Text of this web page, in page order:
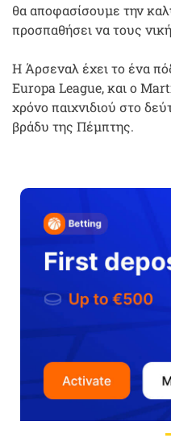
θα αποφασίσουμε την
προσπαθήσει να τους
Η Άρσεναλ έχει το ένα
Europa League, και ο
χρόνο παιχνιδιού στο
βράδυ της Πέμπτης.